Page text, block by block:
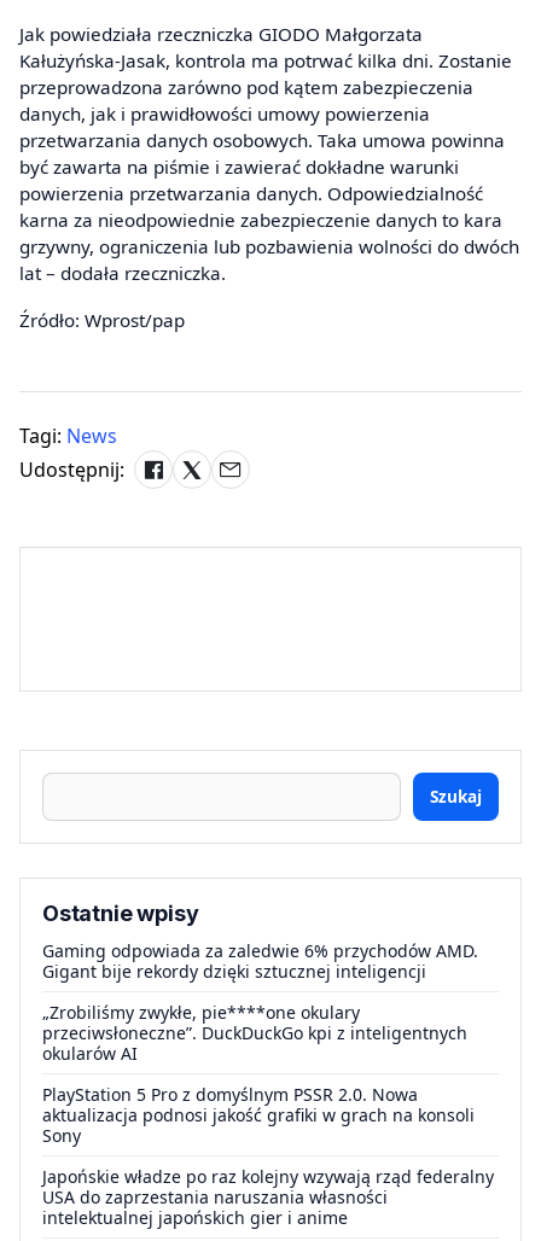
Jak powiedziała rzeczniczka GIODO Małgorzata
Kałużyńska-Jasak, kontrola ma potrwać kilka dni. Zostanie
przeprowadzona zarówno pod kątem zabezpieczenia
danych, jak i prawidłowości umowy powierzenia
przetwarzania danych osobowych. Taka umowa powinna
być zawarta na piśmie i zawierać dokładne warunki
powierzenia przetwarzania danych. Odpowiedzialność
karna za nieodpowiednie zabezpieczenie danych to kara
grzywny, ograniczenia lub pozbawienia wolności do dwóch
lat – dodała rzeczniczka.
Źródło: Wprost/pap
Tagi: News
Udostępnij:
Szukaj
Ostatnie wpisy
Gaming odpowiada za zaledwie 6% przychodów AMD.
Gigant bije rekordy dzięki sztucznej inteligencji
„Zrobiliśmy zwykłe, pie****one okulary
przeciwsłoneczne”. DuckDuckGo kpi z inteligentnych
okularów AI
PlayStation 5 Pro z domyślnym PSSR 2.0. Nowa
aktualizacja podnosi jakość grafiki w grach na konsoli
Sony
Japońskie władze po raz kolejny wzywają rząd federalny
USA do zaprzestania naruszania własności
intelektualnej japońskich gier i anime